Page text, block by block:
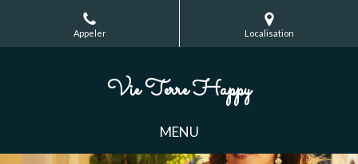
Appeler Localisation
Vie Terre Happy
MENU